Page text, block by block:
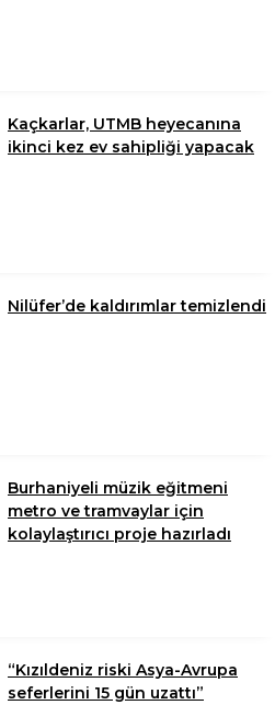
Kaçkarlar, UTMB heyecanına
ikinci kez ev sahipliği yapacak
Nilüfer’de kaldırımlar temizlendi
Burhaniyeli müzik eğitmeni
metro ve tramvaylar için
kolaylaştırıcı proje hazırladı
“Kızıldeniz riski Asya-Avrupa
seferlerini 15 gün uzattı”